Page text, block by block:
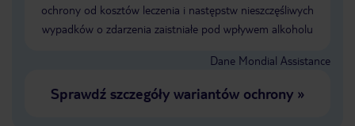
ochrony od kosztów leczenia i następstw nieszczęśliwych
wypadków o zdarzenia zaistniałe pod wpływem alkoholu
Dane Mondial Assistance
Sprawdź szczegóły wariantów ochrony»